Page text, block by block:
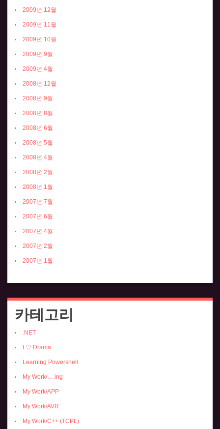
2009년 12월
2009년 11월
2009년 10월
2009년 9월
2009년 4월
2008년 12월
2008년 9월
2008년 8월
2008년 6월
2008년 5월
2008년 4월
2008년 2월
2008년 1월
2007년 7월
2007년 6월
2007년 4월
2007년 2월
2007년 1월
카테고리
.NET
I ♡ Drama
Learning Powershell
My Work/….ing
My Work/APP
My Work/AVR
My Work/C++ (TCPL)